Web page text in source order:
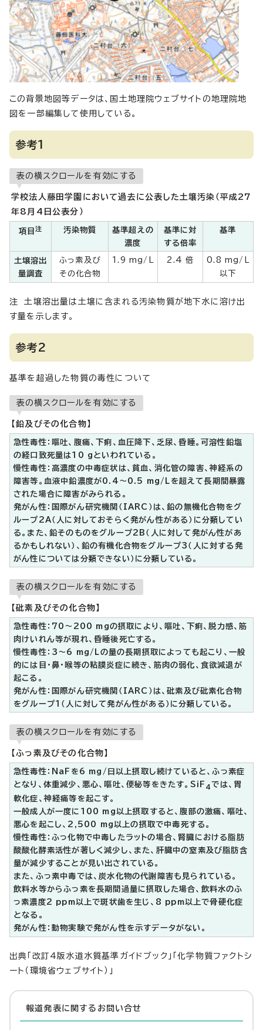
この背景地図等データは、国土地理院ウェブサイトの地理院地
図を一部編集して使用している。
参考1
表の横スクロールを有効にする
学校法人藤田学園において過去に公表した土壌汚染（平成27
年8月4日公表分）
項目注 汚染物質
基準超えの
濃度
基準に対
する倍率
基準
土壌溶出
量調査
ふっ素及び
その化合物
1.9 mg/L 2.4 倍
0.8 mg/L
以下
注 土壌溶出量は土壌に含まれる汚染物質が地下水に溶け出
す量を示します。
参考2
基準を超過した物質の毒性について
表の横スクロールを有効にする
【鉛及びその化合物】
急性毒性：嘔吐、腹痛、下痢、血圧降下、乏尿、昏睡。可溶性鉛塩
の経口致死量は10 gといわれている。
慢性毒性：高濃度の中毒症状は、貧血、消化管の障害、神経系の
障害等。血液中鉛濃度が0.4～0.5 mg/Lを超えて長期間暴露
された場合に障害がみられる。
発がん性：国際がん研究機関（IARC）は、鉛の無機化合物をグ
ループ2A（人に対しておそらく発がん性がある）に分類してい
る。また、鉛そのものをグループ2B（人に対して発がん性があ
るかもしれない）、鉛の有機化合物をグループ3（人に対する発
がん性については分類できない）に分類している。
表の横スクロールを有効にする
【砒素及びその化合物】
急性毒性：70～200 mgの摂取により、嘔吐、下痢、脱力感、筋
肉けいれん等が現れ、昏睡後死亡する。
慢性毒性：3～6 mg/Lの量の長期摂取によっても起こり、一般
的には目・鼻・喉等の粘膜炎症に続き、筋肉の弱化、食欲減退が
起こる。
発がん性：国際がん研究機関（IARC）は、砒素及び砒素化合物
をグループ1（人に対して発がん性がある）に分類している。
表の横スクロールを有効にする
【ふっ素及びその化合物】
急性毒性：NaFを6 mg/日以上摂取し続けていると、ふっ素症
となり、体重減少、悪心、嘔吐、便秘等をきたす。SiF 4 では、胃
軟化症、神経痛等を起こす。
一般成人が一度に100 mg以上摂取すると、腹部の激痛、嘔吐、
悪心を起こし、2,500 mg以上の摂取で中毒死する。
慢性毒性：ふっ化物で中毒したラットの場合、腎臓における脂肪
酸酸化酵素活性が著しく減少し、また、肝臓中の窒素及び脂肪含
量が減少することが見い出されている。
また、ふっ素中毒では、炭水化物の代謝障害も見られている。
飲料水等からふっ素を長期間過量に摂取した場合、飲料水のふ
っ素濃度2 ppm以上で斑状歯を生じ、8 ppm以上で骨硬化症
となる。
発がん性：動物実験で発がん性を示すデータがない。
出典「改訂4版水道水質基準ガイドブック」「化学物質ファクトシ
ート（環境省ウェブサイト）」
報道発表に関するお問い合せ